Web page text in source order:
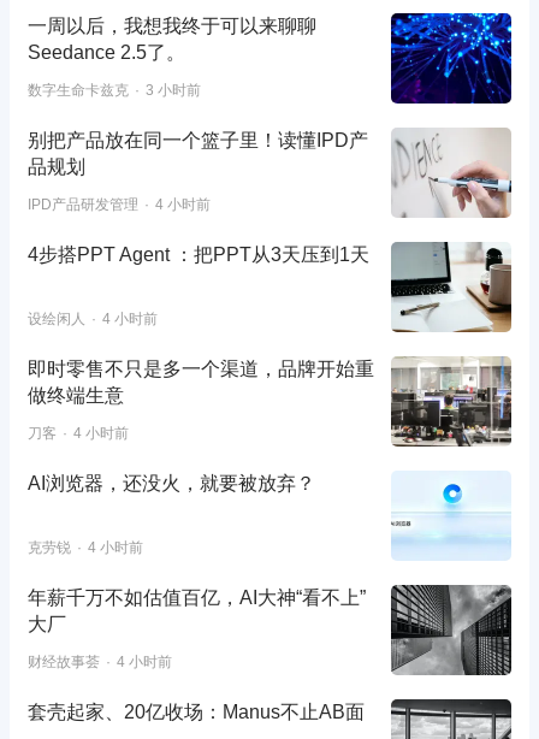
一周以后，我想我终于可以来聊聊
Seedance 2.5了。
数字生命卡兹克 3 小时前
别把产品放在同一个篮子里！读懂IPD产
品规划
IPD产品研发管理 4 小时前
4步搭PPT Agent ：把PPT从3天压到1天
设绘闲人 4 小时前
即时零售不只是多一个渠道，品牌开始重
做终端生意
刀客 4 小时前
AI浏览器，还没火，就要被放弃？
克劳锐 4 小时前
年薪千万不如估值百亿，AI大神“看不上”
大厂
财经故事荟 4 小时前
套壳起家、20亿收场：Manus不止AB面